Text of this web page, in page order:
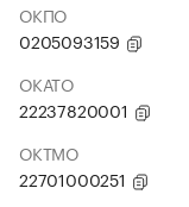
ОКПО
0205093159
ОКАТО
22237820001
ОКТМО
22701000251